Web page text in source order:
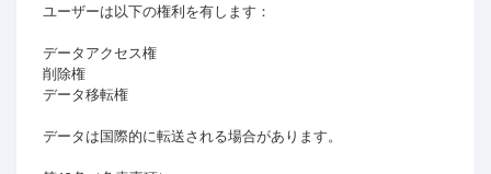
ユーザーは以下の権利を有します：
データアクセス権
削除権
データ移転権
データは国際的に転送される場合があります。